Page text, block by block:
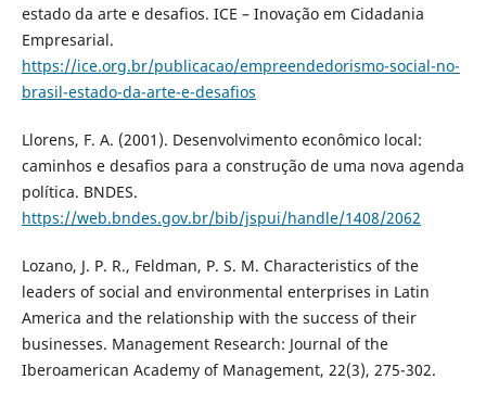
estado da arte e desafios. ICE – Inovação em Cidadania
Empresarial.
https://ice.org.br/publicacao/empreendedorismo-social-no-
brasil-estado-da-arte-e-desafios
Llorens, F. A. (2001). Desenvolvimento econômico local:
caminhos e desafios para a construção de uma nova agenda
política. BNDES.
https://web.bndes.gov.br/bib/jspui/handle/1408/2062
Lozano, J. P. R., Feldman, P. S. M. Characteristics of the
leaders of social and environmental enterprises in Latin
America and the relationship with the success of their
businesses. Management Research: Journal of the
Iberoamerican Academy of Management, 22(3), 275-302.